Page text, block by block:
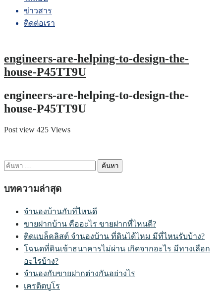
ข่าวสาร
ติดต่อเรา
engineers-are-helping-to-design-the-
house-P45TT9U
engineers-are-helping-to-design-the-
house-P45TT9U
Post view 425 Views
ค้นหา
บทความล่าสุด
จำนองบ้านกับที่ไหนดี
ขายฝากบ้าน คืออะไร ขายฝากที่ไหนดี?
ติดแบล็คลิสต์ จำนองบ้าน ที่ดินได้ไหม มีที่ไหนรับบ้าง?
โฉนดที่ดินเข้าธนาคารไม่ผ่าน เกิดจากอะไร มีทางเลือก
อะไรบ้าง?
จำนองกับขายฝากต่างกันอย่างไร
เครดิตบูโร